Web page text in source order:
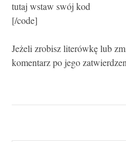
tutaj wstaw swój kod
[/code]
Jeżeli zrobisz literówkę lub
komentarz po jego